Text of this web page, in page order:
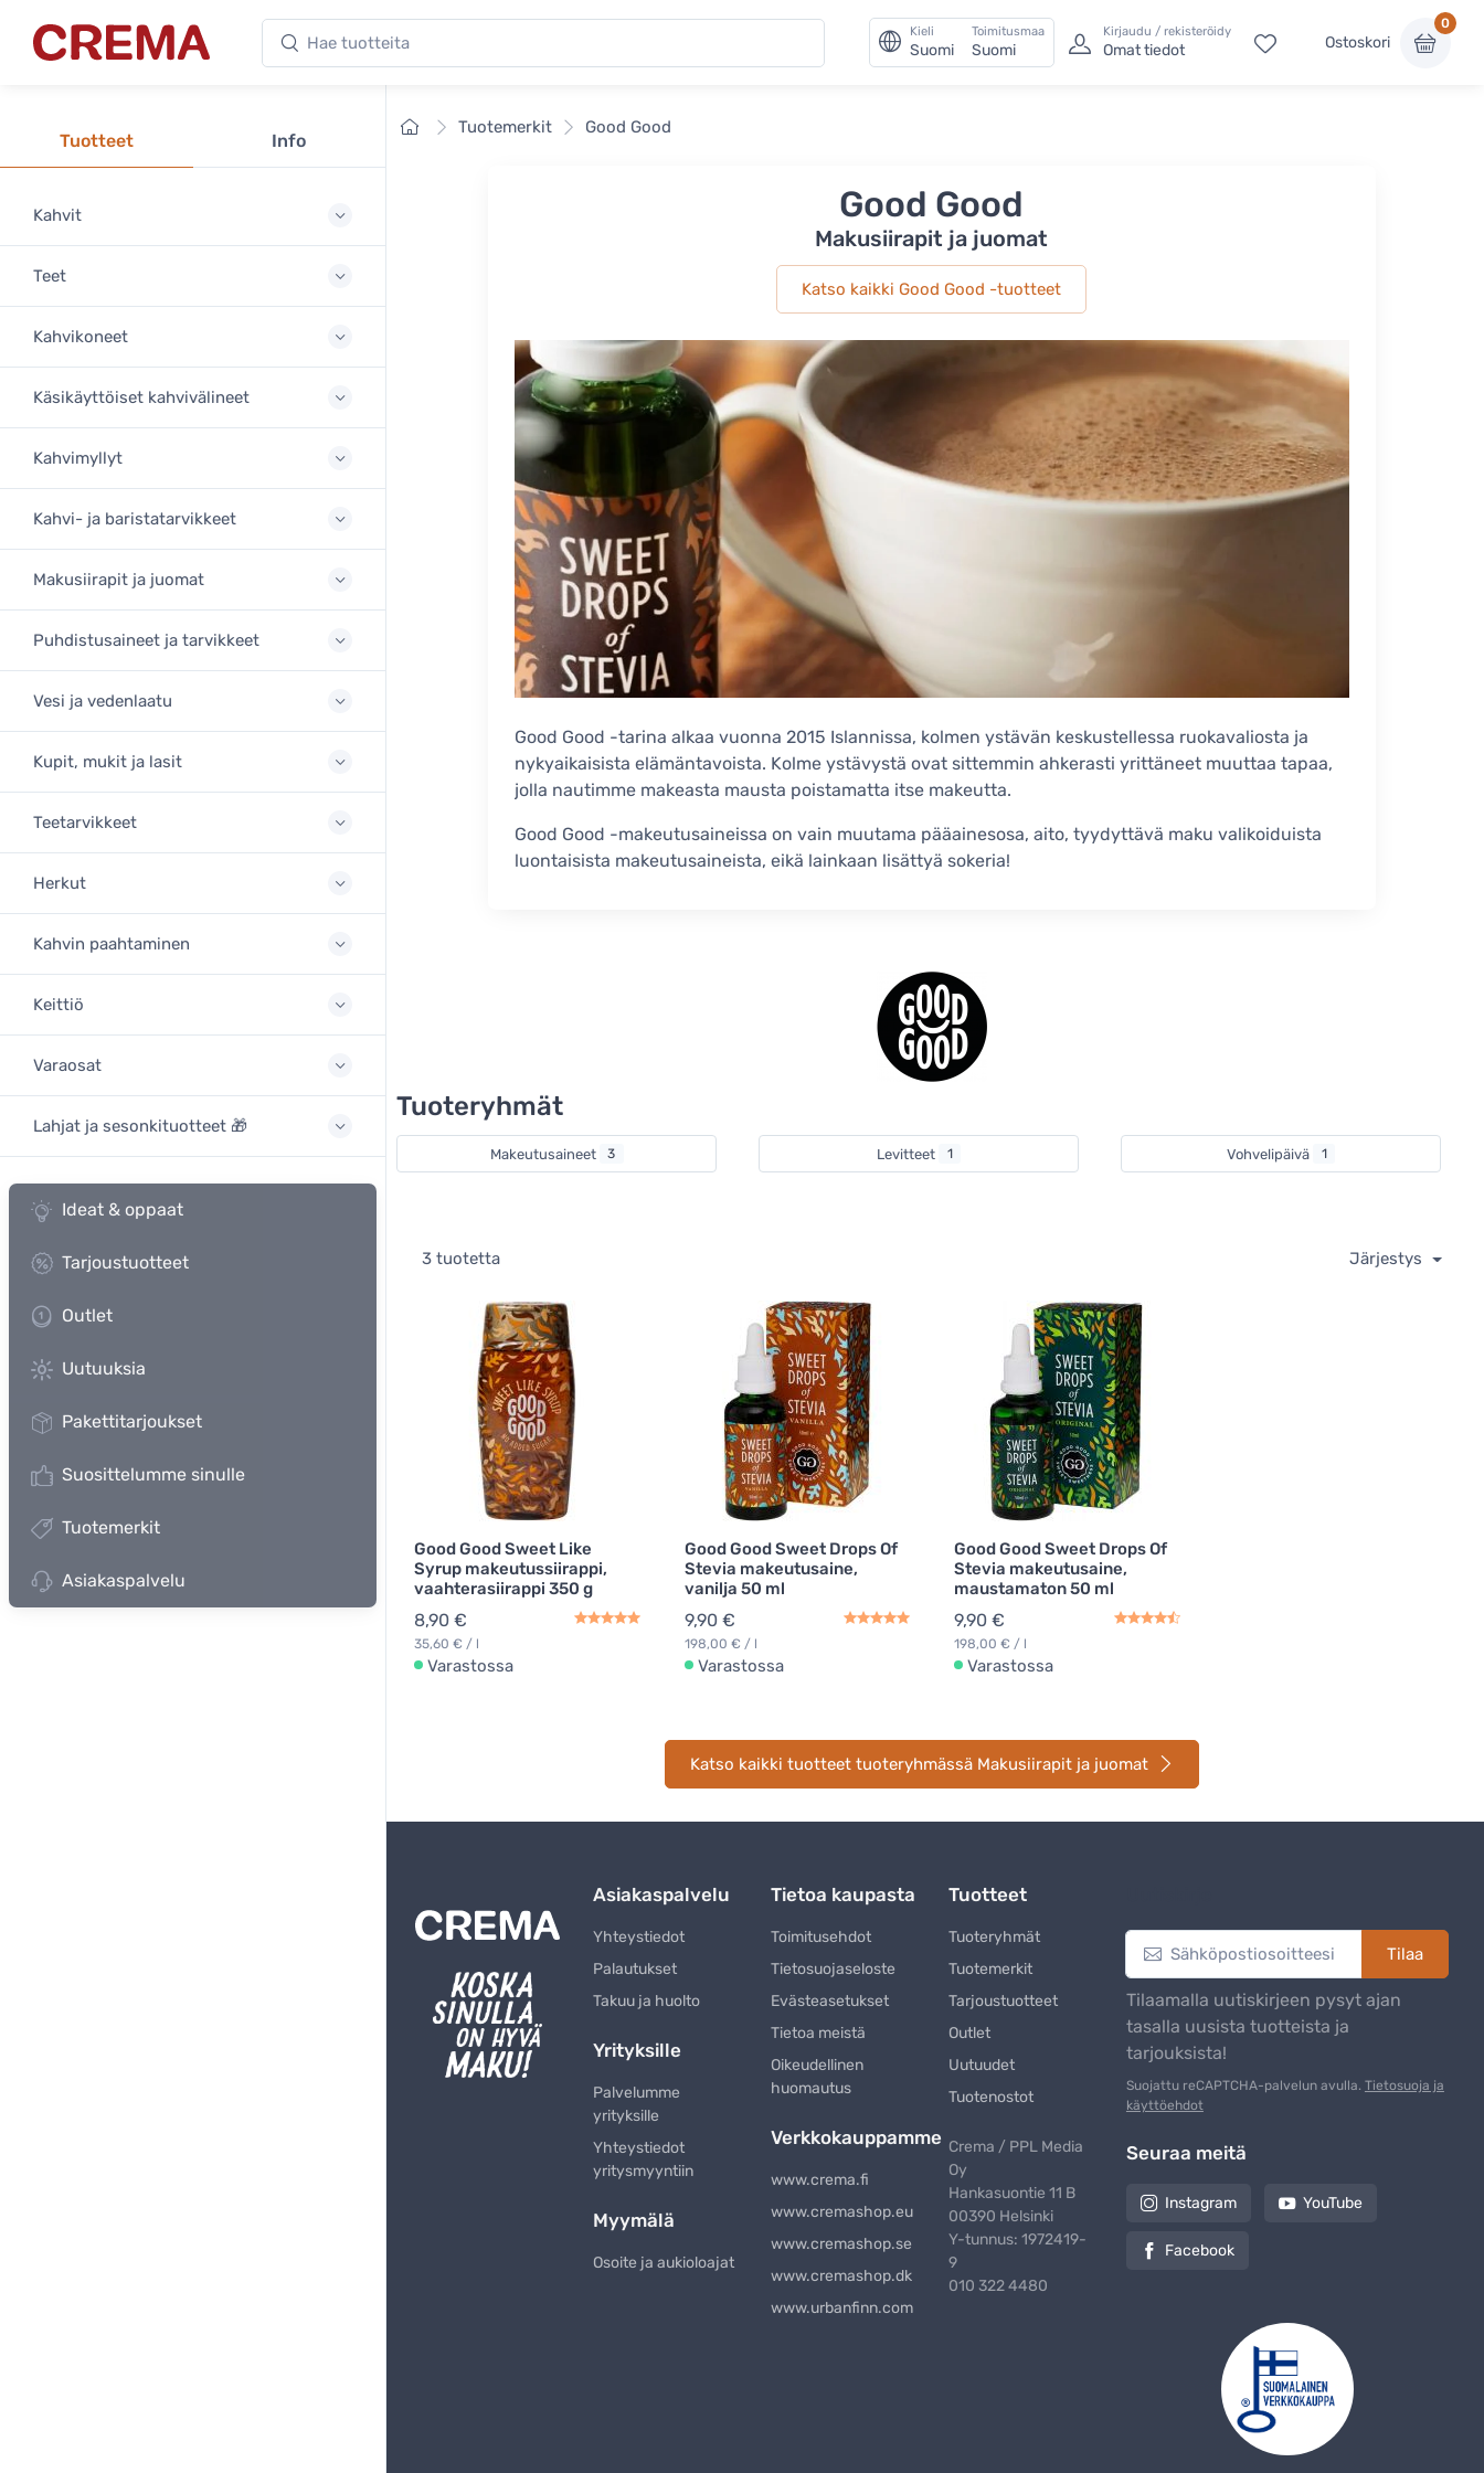
Crema Hae tuotteita Kieli
Suomi
Toimitusmaa
Suomi
Kirjaudu / rekisteröidy
Omat tiedot Ostoskori
0
Tuotteet Info
Kahvit
Teet
Kahvikoneet
Käsikäyttöiset kahvivälineet
Kahvimyllyt
Kahvi- ja baristatarvikkeet
Makusiirapit ja juomat
Puhdistusaineet ja tarvikkeet
Vesi ja vedenlaatu
Kupit, mukit ja lasit
Teetarvikkeet
Herkut
Kahvin paahtaminen
Keittiö
Varaosat
Lahjat ja sesonkituotteet 🎁
Ideat & oppaat
Tarjoustuotteet
Outlet
Uutuuksia
Pakettitarjoukset
Suosittelumme sinulle
Tuotemerkit
Asiakaspalvelu
EtusivuTuotemerkit Good Good
Good Good
Makusiirapit ja juomat
Katso kaikki Good Good -tuotteet
Good Good -tarina alkaa vuonna 2015 Islannissa, kolmen ystävän keskustellessa ruokavaliosta ja
nykyaikaisista elämäntavoista. Kolme ystävystä ovat sittemmin ahkerasti yrittäneet muuttaa tapaa,
jolla nautimme makeasta mausta poistamatta itse makeutta.
Good Good -makeutusaineissa on vain muutama pääainesosa, aito, tyydyttävä maku valikoiduista
luontaisista makeutusaineista, eikä lainkaan lisättyä sokeria!
Tuoteryhmät
Makeutusaineet 3 Levitteet 1 Vohvelipäivä 1
3 tuotetta Järjestys
Good Good Sweet Like
Syrup makeutussiirappi,
vaahterasiirappi 350 g
8,90 €
35,60 € / l
Varastossa
Good Good Sweet Drops Of
Stevia makeutusaine,
vanilja 50 ml
9,90 €
198,00 € / l
Varastossa
Good Good Sweet Drops Of
Stevia makeutusaine,
maustamaton 50 ml
9,90 €
198,00 € / l
Varastossa
Katso kaikki tuotteet tuoteryhmässä Makusiirapit ja juomat
Asiakaspalvelu
Yhteystiedot
Palautukset
Takuu ja huolto
Yrityksille
Palvelumme
yrityksille
Yhteystiedot
yritysmyyntiin
Myymälä
Osoite ja aukioloajat
Tietoa kaupasta
Toimitusehdot
Tietosuojaseloste
Evästeasetukset
Tietoa meistä
Oikeudellinen
huomautus
Verkkokauppamme
www.crema.fi
www.cremashop.eu
www.cremashop.se
www.cremashop.dk
www.urbanfinn.com
Tuotteet
Tuoteryhmät
Tuotemerkit
Tarjoustuotteet
Outlet
Uutuudet
Tuotenostot
Crema / PPL Media
Oy
Hankasuontie 11 B
00390 Helsinki
Y-tunnus: 1972419-
9
010 322 4480
Tilaa
Tilaamalla uutiskirjeen pysyt ajan
tasalla uusista tuotteista ja
tarjouksista!
Suojattu reCAPTCHA-palvelun avulla. Tietosuoja ja
käyttöehdot
Seuraa meitä
Instagram YouTube
Facebook